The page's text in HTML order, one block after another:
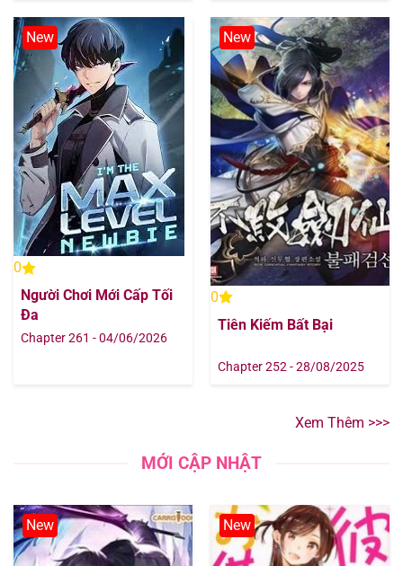
New
0
Người Chơi Mới Cấp Tối
Đa
Chapter 261 - 04/06/2026
New
0
Tiên Kiếm Bất Bại
Chapter 252 - 28/08/2025
Xem Thêm >>>
MỚI CẬP NHẬT
New New